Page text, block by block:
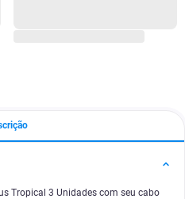
Tropical 3 Unidades com seu cabo